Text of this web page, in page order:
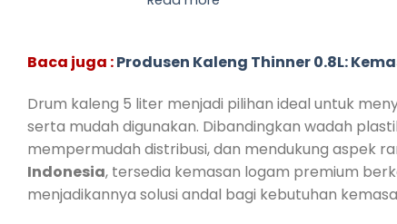
Baca juga :Produsen Kaleng Thinner 0.8L:
Drum kaleng 5 liter menjadi pilihan ideal untuk
serta mudah digunakan. Dibandingkan wadah
mempermudah distribusi, dan mendukung aspek
Indonesia, tersedia kemasan logam premium
menjadikannya solusi andal bagi kebutuhan